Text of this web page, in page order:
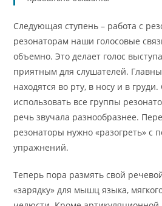
Следующая ступень – работа с
резонаторам наши голосовые
объемно. Это делает голос
приятным для слушателей.
находятся во рту, в носу и в
использовать все группы
речь звучала разнообразнее.
резонаторы нужно «разогреть»
упражнений.
Теперь пора размять свой
«зарядку» для мышц языка,